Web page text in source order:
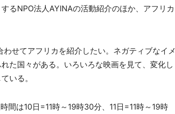
るNPO法人AYINAの活動紹介のほか、アフリカ
せてアフリカを紹介したい。ネガティブなイメ
た国々がある。いろいろな映画を見て、変化し
いる。
は10日=11時～19時30分、11日=11時～19時